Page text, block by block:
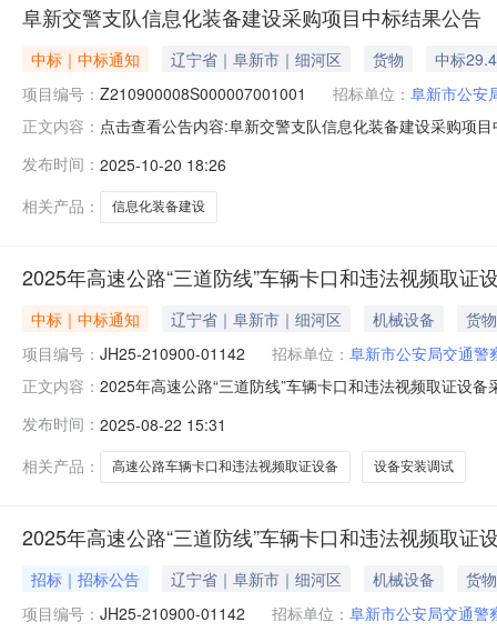
阜新交警支队信息化装备建设采购项目中标结果公告
中标｜中标通知 辽宁省｜阜新市｜细河区 货物
中标
项目编号： Z210900008S000007001001 招标单位： 阜新市公安
正文内容： 点击查看公告内容:阜新交警支队信息化装备建设采购项
格：294500.00元合同履行期限：合同签订后15日内服
发布时间： 2025-10-20 18:26
相关产品：
信息化装备建设
2025年高速公路“三道防线”车辆卡口和违法视频取证
中标｜中标通知 辽宁省｜阜新市｜细河区 机械设备
货物
项目编号： JH25-210900-01142 招标单位： 阜新市公安局交通警
正文内容： 2025年高速公路“三道防线”车辆卡口和违法视频取证设
三、中标（成交）信息包组编号：001包组名称：2025
发布时间： 2025-08-22 15:31
相关产品：
高速公路车辆卡口和违法视频取证设备 设备安装调试
2025年高速公路“三道防线”车辆卡口和违法视频取证
招标｜招标公告 辽宁省｜阜新市｜细河区 机械设备
货物
项目编号： JH25-210900-01142 招标单位： 阜新市公安局交通警